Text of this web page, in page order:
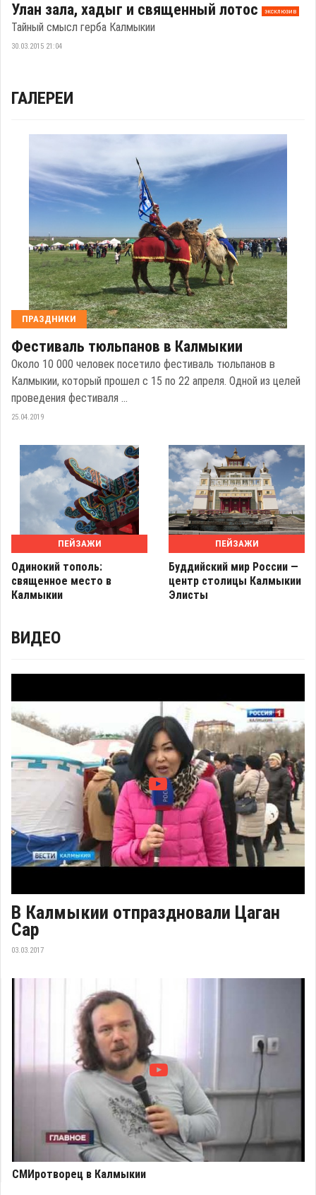
Улан зала, хадыг и священный лотос эксклюзив
Тайный смысл герба Калмыкии
30.03.2015 21:04
ГАЛЕРЕИ
ПРАЗДНИКИ
Фестиваль тюльпанов в Калмыкии
Около 10 000 человек посетило фестиваль тюльпанов в
Калмыкии, который прошел с 15 по 22 апреля. Одной из целей
проведения фестиваля ...
25.04.2019
ПЕЙЗАЖИ
Одинокий тополь:
священное место в
Калмыкии
ПЕЙЗАЖИ
Буддийский мир России —
центр столицы Калмыкии
Элисты
ВИДЕО
В Калмыкии отпраздновали Цаган
Сар
03.03.2017
СМИротворец в Калмыкии